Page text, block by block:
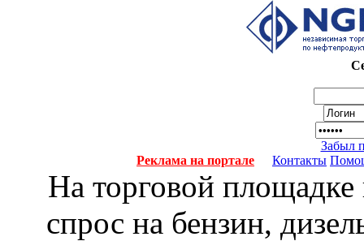
Забыл
Реклама на портале
Контакты
На торговой
спрос на бензин,